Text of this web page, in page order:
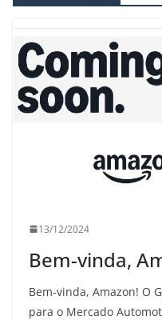
13/12/2024
Bem-vinda,
Bem-vinda, Amazon! O
para o Mercado